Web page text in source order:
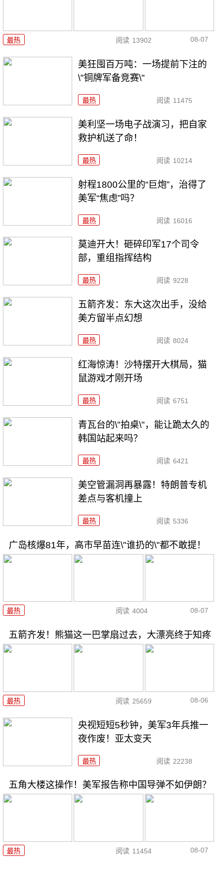
最热 阅读 13902 08-07
美狂囤百万吨：一场提前下注的
\"铜牌军备竞赛\"
最热 阅读 11475
美利坚一场电子战演习，把自家
救护机送了命！
最热 阅读 10214
射程1800公里的“巨炮”，治得了
美军“焦虑”吗？
最热 阅读 16016
莫迪开大！砸碎印军17个司令
部，重组指挥结构
最热 阅读 9228
五箭齐发：东大这次出手，没给
美方留半点幻想
最热 阅读 8024
红海惊涛！沙特摆开大棋局，猫
鼠游戏才刚开场
最热 阅读 6751
青瓦台的\"拍桌\"，能让跪太久的
韩国站起来吗？
最热 阅读 6421
美空管漏洞再暴露！特朗普专机
差点与客机撞上
最热 阅读 5336
广岛核爆81年，高市早苗连\"谁扔的\"都不敢提！
最热 阅读 4004 08-07
五箭齐发！熊猫这一巴掌扇过去，大漂亮终于知疼
最热 阅读 25659 08-06
央视短短5秒钟，美军3年兵推一
夜作废！亚太变天
最热 阅读 22238
五角大楼这操作！美军报告称中国导弹不如伊朗？
最热 阅读 11454 08-07